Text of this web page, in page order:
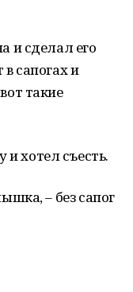
и сделал его
сапогах и
такие
хотел съесть.
– без сапог